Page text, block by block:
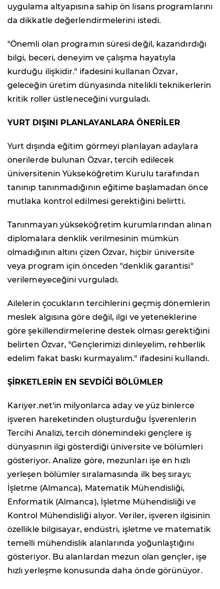
uygulama altyapısına sahip ön lisans programlarını
da dikkatle değerlendirmelerini istedi.
"Önemli olan programın süresi değil, kazandırdığı
bilgi, beceri, deneyim ve çalışma hayatıyla
kurduğu ilişkidir." ifadesini kullanan Özvar,
geleceğin üretim dünyasında nitelikli teknikerlerin
kritik roller üstleneceğini vurguladı.
YURT DIŞINI PLANLAYANLARA ÖNERİLER
Yurt dışında eğitim görmeyi planlayan adaylara
önerilerde bulunan Özvar, tercih edilecek
üniversitenin Yükseköğretim Kurulu tarafından
tanınıp tanınmadığının eğitime başlamadan önce
mutlaka kontrol edilmesi gerektiğini belirtti.
Tanınmayan yükseköğretim kurumlarından alınan
diplomalara denklik verilmesinin mümkün
olmadığının altını çizen Özvar, hiçbir üniversite
veya program için önceden "denklik garantisi"
verilemeyeceğini vurguladı.
Ailelerin çocukların tercihlerini geçmiş dönemlerin
meslek algısına göre değil, ilgi ve yeteneklerine
göre şekillendirmelerine destek olması gerektiğini
belirten Özvar, "Gençlerimizi dinleyelim, rehberlik
edelim fakat baskı kurmayalım." ifadesini kullandı.
ŞİRKETLERİN EN SEVDİĞİ BÖLÜMLER
Kariyer.net'in milyonlarca aday ve yüz binlerce
işveren hareketinden oluşturduğu İşverenlerin
Tercihi Analizi, tercih dönemindeki gençlere iş
dünyasının ilgi gösterdiği üniversite ve bölümleri
gösteriyor. Analize göre, mezunları işe en hızlı
yerleşen bölümler sıralamasında ilk beş sırayı;
İşletme (Almanca), Matematik Mühendisliği,
Enformatik (Almanca), İşletme Mühendisliği ve
Kontrol Mühendisliği alıyor. Veriler, işveren ilgisinin
özellikle bilgisayar, endüstri, işletme ve matematik
temelli mühendislik alanlarında yoğunlaştığını
gösteriyor. Bu alanlardan mezun olan gençler, işe
hızlı yerleşme konusunda daha önde görünüyor.